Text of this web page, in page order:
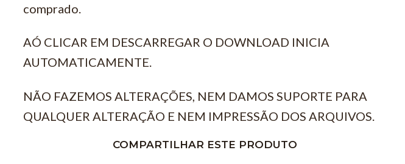
comprado.
AÓ CLICAR EM DESCARREGAR O DOWNLOAD INICIA
AUTOMATICAMENTE.
NÃO FAZEMOS ALTERAÇÕES, NEM DAMOS SUPORTE PARA
QUALQUER ALTERAÇÃO E NEM IMPRESSÃO DOS ARQUIVOS.
COMPARTILHAR ESTE PRODUTO